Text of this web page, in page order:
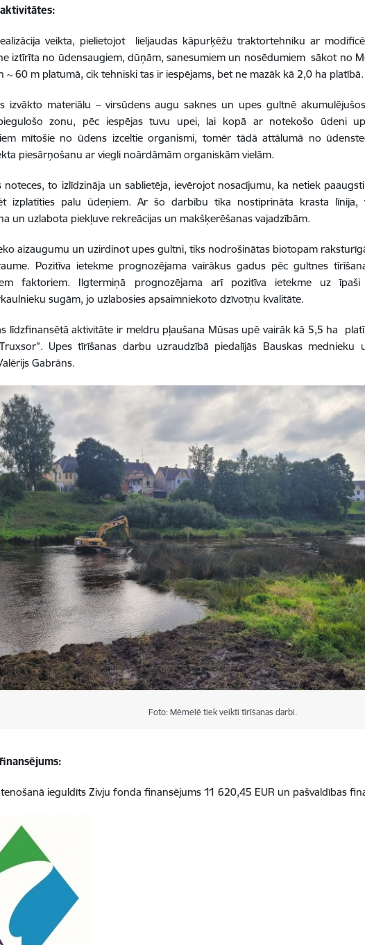
veikta, pielietojot lieljaudas kāpurķēžu traktortehniku ar
iztīrīta no ūdensaugiem, dūņām, sanesumiem un nosēdumiem sākot no
~ 60 m platumā, cik tehniski tas ir iespējams, bet ne mazāk kā 2,0 ha platībā.
izvākto materiālu – virsūdens augu saknes un upes gultnē
zonu, pēc iespējas tuvu upei, lai kopā ar notekošo ūdeni
mītošie no ūdens izceltie organismi, tomēr tādā attālumā no
piesārņošanu ar viegli noārdāmām organiskām vielām.
noteces, to izlīdzināja un sablietēja, ievērojot nosacījumu, ka netiek
izplatīties palu ūdeņiem. Ar šo darbību tika nostiprināta krasta līnija,
un uzlabota piekļuve rekreācijas un makšķerēšanas vajadzībām.
aizaugumu un uzirdinot upes gultni, tiks nodrošinātas biotopam
Pozitīva ietekme prognozējama vairākus gadus pēc gultnes
faktoriem. Ilgtermiņā prognozējama arī pozitīva ietekme uz īpaši
sugām, jo uzlabosies apsaimniekoto dzīvotņu kvalitāte.
līdzfinansētā aktivitāte ir meldru pļaušana Mūsas upē vairāk kā 5,5 ha
Upes tīrīšanas darbu uzraudzībā piedalījās Bauskas mednieku
Gabrāns.
Foto: Mēmelē tiek veikti tīrīšanas darbi.
ieguldītsZivju fonda finansējums 11 620,45 EUR un pašvaldības